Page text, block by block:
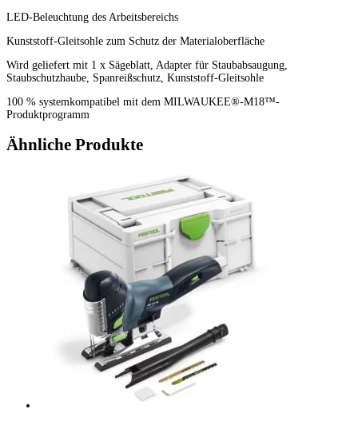
LED-Beleuchtung des Arbeitsbereichs
Kunststoff-Gleitsohle zum Schutz der Materialoberfläche
Wird geliefert mit 1 x Sägeblatt, Adapter für Staubabsaugung,
Staubschutzhaube, Spanreißschutz, Kunststoff-Gleitsohle
100 % systemkompatibel mit dem MILWAUKEE®-M18™-
Produktprogramm
Ähnliche Produkte